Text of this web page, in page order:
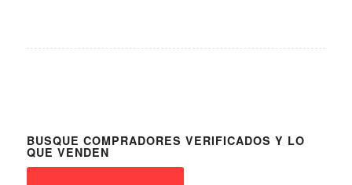
BUSQUE COMPRADORES VERIFICADOS Y LO
QUE VENDEN